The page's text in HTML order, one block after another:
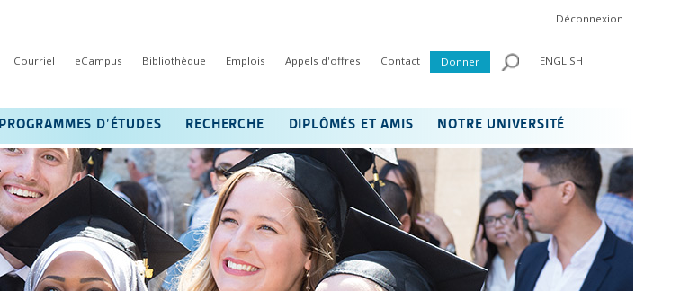
Déconnexion
Courriel eCampus Bibliothèque Emplois Appels d'offres Contact Donner ENGLISH
PROGRAMMES D’ÉTUDES RECHERCHE DIPLÔMÉS ET AMIS NOTRE UNIVERSITÉ